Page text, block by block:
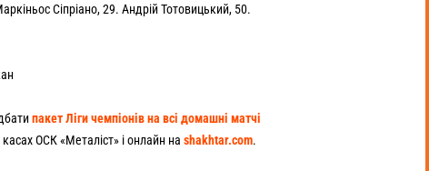
Сіпріано, 29. Андрій Тотовицький, 50.
пакет Ліги чемпіонів на всі домашні матчі
ОСК «Металіст» і онлайн наshakhtar.com.